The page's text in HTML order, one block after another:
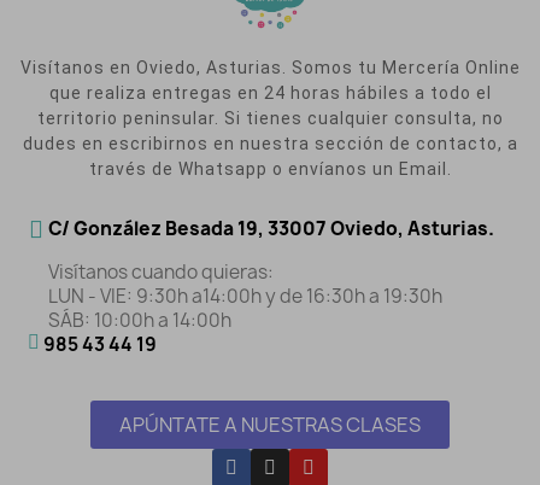
Visítanos en Oviedo, Asturias. Somos tu Mercería Online
que realiza entregas en 24 horas hábiles a todo el
territorio peninsular. Si tienes cualquier consulta, no
dudes en escribirnos en nuestra sección de contacto, a
través de Whatsapp o envíanos un Email.
C/ González Besada 19, 33007 Oviedo, Asturias.
Visítanos cuando quieras:
LUN - VIE: 9:30h a14:00h y de 16:30h a 19:30h
SÁB: 10:00h a 14:00h
985 43 44 19
APÚNTATE A NUESTRAS CLASES